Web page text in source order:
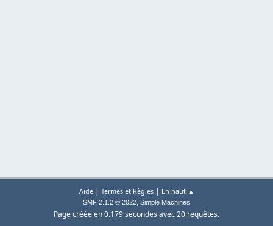
Aide| Termes et Règles| En haut ▲
SMF 2.1.2 © 2022, Simple Machines
Page créée en 0.179 secondes avec 20 requêtes.